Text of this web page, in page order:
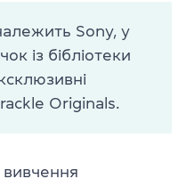
Sony, у
із бібліотеки
Originals.